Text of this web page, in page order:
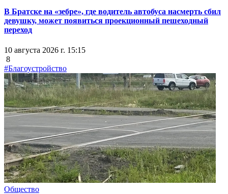
В Братске на «зебре», где водитель автобуса насмерть сбил
девушку, может появиться проекционный пешеходный
переход
10 августа 2026 г. 15:15
8
#Благоустройство
Общество